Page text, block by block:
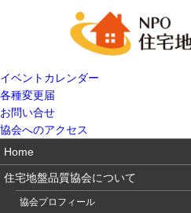
イベントカレンダー
各種変更届
お問い合せ
協会へのアクセス
Home
住宅地盤品質協会について
協会プロフィール
住品協だより広告募集